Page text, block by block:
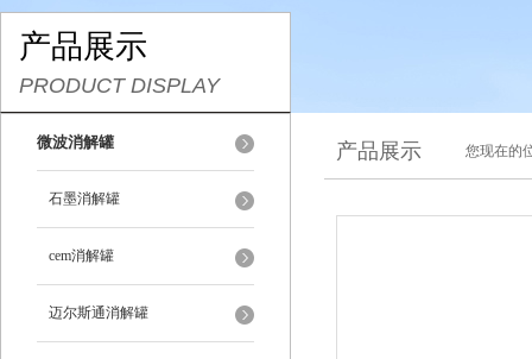
产品展示
PRODUCT DISPLAY
微波消解罐
石墨消解罐
cem消解罐
迈尔斯通消解罐
产品展示 您现在的